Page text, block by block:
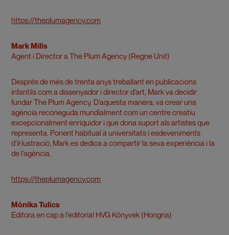
https://theplumagency.com
Mark Mills
Agent i Director a The Plum Agency (Regne Unit)
Després de més de trenta anys treballant en publicacions
infantils com a dissenyador i director d’art, Mark va decidir
fundar The Plum Agency. D’aquesta manera, va crear una
agència reconeguda mundialment com un centre creatiu
excepcionalment enriquidor i que dona suport als artistes que
representa. Ponent habitual a universitats i esdeveniments
d’il·lustració, Mark es dedica a compartir la seva experiència i la
de l’agència.
https://theplumagency.com
Mònika Tulics
Editora en cap a l’editorial HVG Könyvek (Hongria)